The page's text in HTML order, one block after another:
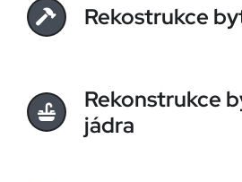
Rekostrukce
Rekonstrukce
jádra